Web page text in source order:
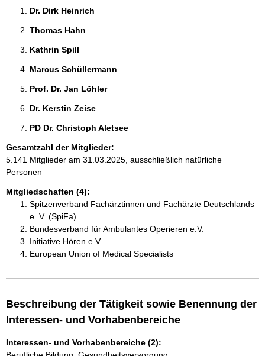
Dr. Dirk Heinrich
Thomas Hahn
Kathrin Spill
Marcus Schüllermann
Prof. Dr. Jan Löhler
Dr. Kerstin Zeise
PD Dr. Christoph Aletsee
Gesamtzahl der Mitglieder:
5.141 Mitglieder am 31.03.2025, ausschließlich natürliche
Personen
Mitgliedschaften (4):
Spitzenverband Fachärztinnen und Fachärzte Deutschlands
e. V. (SpiFa)
Bundesverband für Ambulantes Operieren e.V.
Initiative Hören e.V.
European Union of Medical Specialists
Beschreibung der Tätigkeit sowie Benennung der
Interessen- und Vorhabenbereiche
Interessen- und Vorhabenbereiche (2):